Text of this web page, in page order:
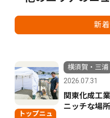
新
トップニュ
横須賀・三浦
2026.07.31
関東化成工
ニッチな場